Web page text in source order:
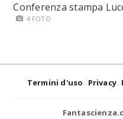
Conferenza stampa
4 FOTO
Termini d'uso Privacy